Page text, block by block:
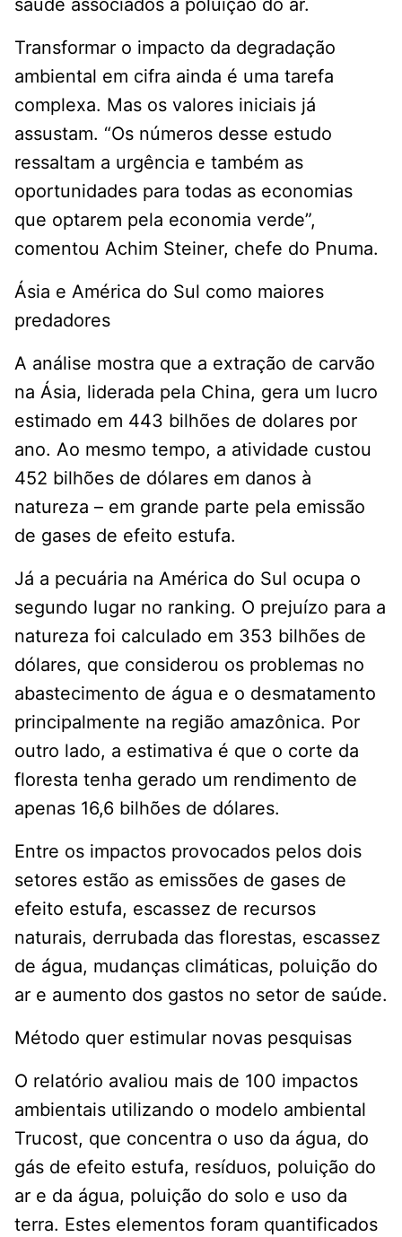
saúde associados à poluição do ar.
Transformar o impacto da degradação
ambiental em cifra ainda é uma tarefa
complexa. Mas os valores iniciais já
assustam. “Os números desse estudo
ressaltam a urgência e também as
oportunidades para todas as economias
que optarem pela economia verde”,
comentou Achim Steiner, chefe do Pnuma.
Ásia e América do Sul como maiores
predadores
A análise mostra que a extração de carvão
na Ásia, liderada pela China, gera um lucro
estimado em 443 bilhões de dolares por
ano. Ao mesmo tempo, a atividade custou
452 bilhões de dólares em danos à
natureza – em grande parte pela emissão
de gases de efeito estufa.
Já a pecuária na América do Sul ocupa o
segundo lugar no ranking. O prejuízo para a
natureza foi calculado em 353 bilhões de
dólares, que considerou os problemas no
abastecimento de água e o desmatamento
principalmente na região amazônica. Por
outro lado, a estimativa é que o corte da
floresta tenha gerado um rendimento de
apenas 16,6 bilhões de dólares.
Entre os impactos provocados pelos dois
setores estão as emissões de gases de
efeito estufa, escassez de recursos
naturais, derrubada das florestas, escassez
de água, mudanças climáticas, poluição do
ar e aumento dos gastos no setor de saúde.
Método quer estimular novas pesquisas
O relatório avaliou mais de 100 impactos
ambientais utilizando o modelo ambiental
Trucost, que concentra o uso da água, do
gás de efeito estufa, resíduos, poluição do
ar e da água, poluição do solo e uso da
terra. Estes elementos foram quantificados